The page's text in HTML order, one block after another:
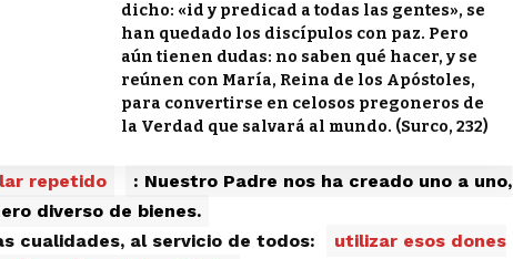
dicho: «id y predicad a todas las gentes», se
han quedado los discípulos con paz. Pero
aún tienen dudas: no saben qué hacer, y se
reúnen con María, Reina de los Apóstoles,
para convertirse en celosos pregoneros de
la Verdad que salvará al mundo. (Surco, 232)
repetido
: Nuestro Padre nos ha creado uno a uno,
diverso de bienes.
cualidades, al servicio de todos:
utilizar esos dones